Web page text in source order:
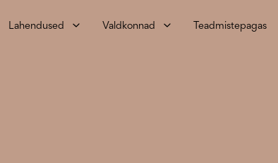
Lahendused Valdkonnad Teadmistepagas